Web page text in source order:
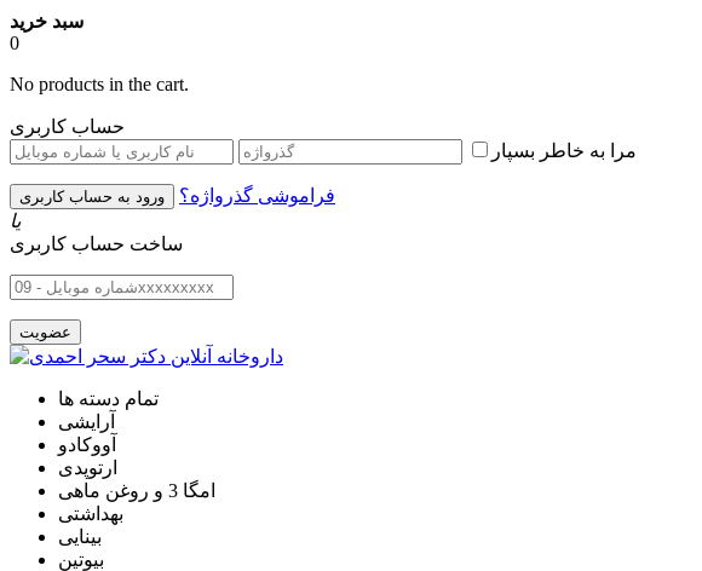
سبد خرید
0
No products in the cart.
حساب کاربری
مرا به خاطر بسپار
فراموشی گذرواژه؟
یا
ساخت حساب کاربری
تمام دسته ها
آرایشی
آووکادو
ارتوپدی
امگا 3 و روغن ماهی
بهداشتی
بینایی
بیوتین